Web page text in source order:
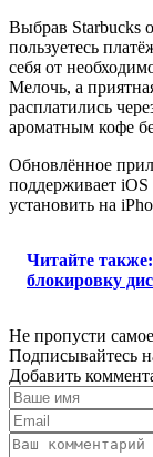
Выбрав Starbucks
пользуетесь
себя от
Мелочь, а
расплатились
ароматным кофе
Обновлённое
поддерживает iOS
установить на
Читайте также:
блокировку
Не пропусти
Подписывайтесь
Добавить